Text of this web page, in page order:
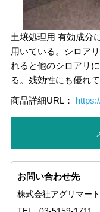
土壌処理用 有効成分
用いている。シロア
れると他のシロアリ
る。残効性にも優れて
商品詳細URL：
お問い合わせ先
株式会社アグリマート